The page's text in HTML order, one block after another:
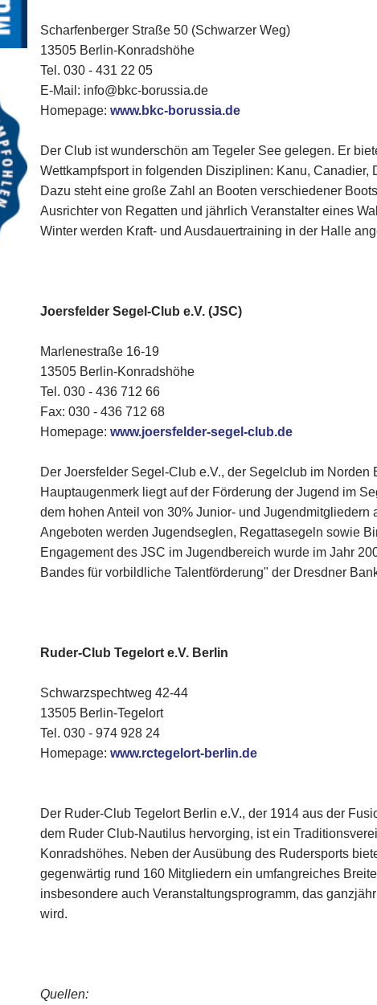
Scharfenberger Straße 50 (Schwarzer Weg)
13505 Berlin-Konradshöhe
Tel. 030 - 431 22 05
E-Mail: info@bkc-borussia.de
Homepage:www.bkc-borussia.de
Der Club ist wunderschön am Tegeler See gelegen. Er
Wettkampfsport in folgenden Disziplinen: Kanu, Canadier,
Dazu steht eine große Zahl an Booten verschiedener
Ausrichter von Regatten und jährlich Veranstalter eines
Winter werden Kraft- und Ausdauertraining in der Halle
Joersfelder Segel-Club e.V. (JSC)
Marlenestraße 16-19
13505 Berlin-Konradshöhe
Tel. 030 - 436 712 66
Fax: 030 - 436 712 68
Homepage:www.joersfelder-segel-club.de
Der Joersfelder Segel-Club e.V., der Segelclub im
Hauptaugenmerk liegt auf der Förderung der Jugend im
dem hohen Anteil von 30% Junior- und Jugendmitgliedern
Angeboten werden Jugendseglen, Regattasegeln sowie
Engagement des JSC im Jugendbereich wurde im Jahr
Bandes für vorbildliche Talentförderung" der Dresdner
Ruder-Club Tegelort e.V. Berlin
Schwarzspechtweg 42-44
13505 Berlin-Tegelort
Tel. 030 - 974 928 24
Homepage:www.rctegelort-berlin.de
Der Ruder-Club Tegelort Berlin e.V., der 1914 aus der
dem Ruder Club-Nautilus hervorging, ist ein
Konradshöhes. Neben der Ausübung des Rudersports
gegenwärtig rund 160 Mitgliedern ein umfangreiches
insbesondere auch Veranstaltungsprogramm, das
wird.
Quellen: